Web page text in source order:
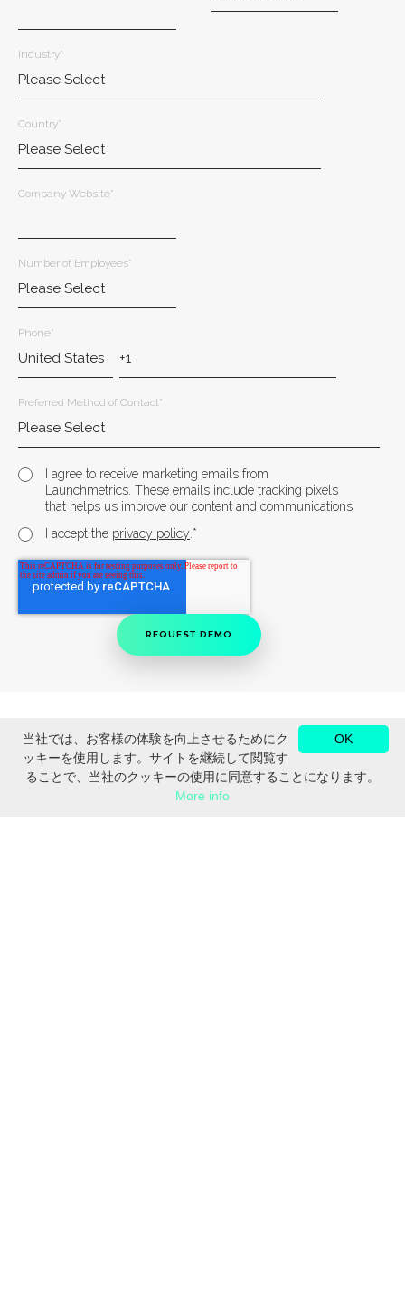
Industry*
Country*
Company Website*
Number of Employees*
Phone*
Preferred Method of Contact*
I agree to receive marketing emails from
Launchmetrics. These emails include tracking pixels
that helps us improve our content and communications
I accept the privacy policy *
OK
当社では、お客様の体験を向上させるためにク
ッキーを使用します。サイトを継続して閲覧す
ることで、当社のクッキーの使用に同意することになります。
More info